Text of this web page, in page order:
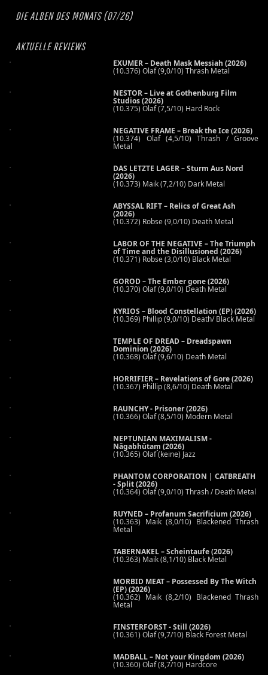
DIE ALBEN DES MONATS (07/26)
AKTUELLE REVIEWS
EXUMER – Death Mask Messiah (2026)
(10.376) Olaf (9,0/10) Thrash Metal
NESTOR – Live at Gothenburg Film
Studios (2026)
(10.375) Olaf (7,5/10) Hard Rock
NEGATIVE FRAME – Break the Ice (2026)
(10.374) Olaf (4,5/10) Thrash / Groove
Metal
DAS LETZTE LAGER – Sturm Aus Nord
(2026)
(10.373) Maik (7,2/10) Dark Metal
ABYSSAL RIFT – Relics of Great Ash
(2026)
(10.372) Robse (9,0/10) Death Metal
LABOR OF THE NEGATIVE – The Triumph
of Time and the Disillusioned (2026)
(10.371) Robse (3,0/10) Black Metal
GOROD – The Ember gone (2026)
(10.370) Olaf (9,0/10) Death Metal
KYRIOS – Blood Constellation (EP) (2026)
(10.369) Phillip (9,0/10) Death/ Black Metal
TEMPLE OF DREAD – Dreadspawn
Dominion (2026)
(10.368) Olaf (9,6/10) Death Metal
HORRIFIER – Revelations of Gore (2026)
(10.367) Phillip (8,6/10) Death Metal
RAUNCHY - Prisoner (2026)
(10.366) Olaf (8,5/10) Modern Metal
NEPTUNIAN MAXIMALISM -
Nāgabhūtaṃ (2026)
(10.365) Olaf (keine) Jazz
PHANTOM CORPORATION | CATBREATH
- Split (2026)
(10.364) Olaf (9,0/10) Thrash / Death Metal
RUYNED – Profanum Sacrificium (2026)
(10.363) Maik (8,0/10) Blackened Thrash
Metal
TABERNAKEL – Scheintaufe (2026)
(10.363) Maik (8,1/10) Black Metal
MORBID MEAT – Possessed By The Witch
(EP) (2026)
(10.362) Maik (8,2/10) Blackened Thrash
Metal
FINSTERFORST - Still (2026)
(10.361) Olaf (9,7/10) Black Forest Metal
MADBALL – Not your Kingdom (2026)
(10.360) Olaf (8,7/10) Hardcore